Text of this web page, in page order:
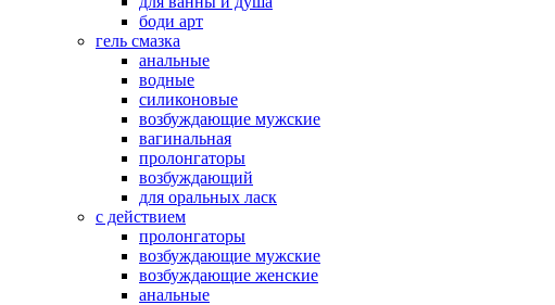
боди арт
гель смазка
анальные
водные
силиконовые
возбуждающие мужские
вагинальная
пролонгаторы
возбуждающий
для оральных ласк
с действием
пролонгаторы
возбуждающие мужские
возбуждающие женские
анальные